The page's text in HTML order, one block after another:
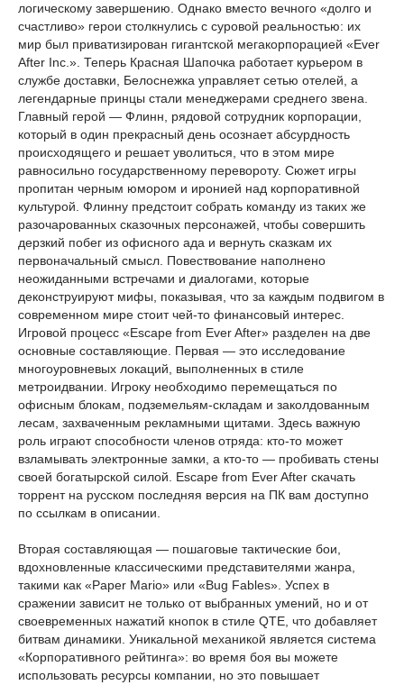
логическому завершению. Однако вместо вечного «долго и
счастливо» герои столкнулись с суровой реальностью: их
мир был приватизирован гигантской мегакорпорацией «Ever
After Inc.». Теперь Красная Шапочка работает курьером в
службе доставки, Белоснежка управляет сетью отелей, а
легендарные принцы стали менеджерами среднего звена.
Главный герой — Флинн, рядовой сотрудник корпорации,
который в один прекрасный день осознает абсурдность
происходящего и решает уволиться, что в этом мире
равносильно государственному перевороту. Сюжет игры
пропитан черным юмором и иронией над корпоративной
культурой. Флинну предстоит собрать команду из таких же
разочарованных сказочных персонажей, чтобы совершить
дерзкий побег из офисного ада и вернуть сказкам их
первоначальный смысл. Повествование наполнено
неожиданными встречами и диалогами, которые
деконструируют мифы, показывая, что за каждым подвигом в
современном мире стоит чей-то финансовый интерес.
Игровой процесс «Escape from Ever After» разделен на две
основные составляющие. Первая — это исследование
многоуровневых локаций, выполненных в стиле
метроидвании. Игроку необходимо перемещаться по
офисным блокам, подземельям-складам и заколдованным
лесам, захваченным рекламными щитами. Здесь важную
роль играют способности членов отряда: кто-то может
взламывать электронные замки, а кто-то — пробивать стены
своей богатырской силой. Escape from Ever After скачать
торрент на русском последняя версия на ПК вам доступно
по ссылкам в описании.
Вторая составляющая — пошаговые тактические бои,
вдохновленные классическими представителями жанра,
такими как «Paper Mario» или «Bug Fables». Успех в
сражении зависит не только от выбранных умений, но и от
своевременных нажатий кнопок в стиле QTE, что добавляет
битвам динамики. Уникальной механикой является система
«Корпоративного рейтинга»: во время боя вы можете
использовать ресурсы компании, но это повышает